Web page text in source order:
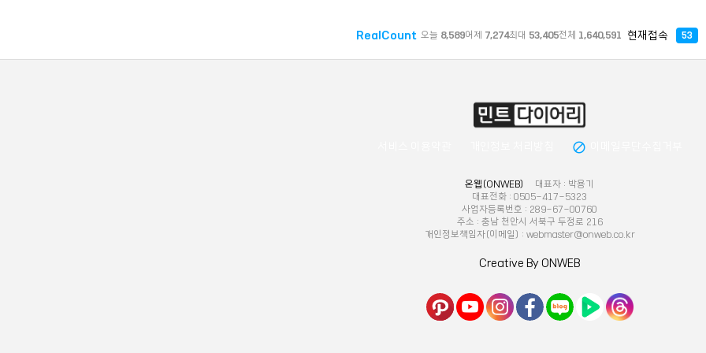
RealCount 오늘 8,589어제 7,274최대 53,405전체 1,640,591 현재접속 53
block
온웹(ONWEB)
대표자 : 박용기
대표전화 : 0505-417-5323
사업자등록번호 : 289-67-00760
주소 : 충남 천안시 서북구 두정로 216
개인정보책임자(이메일) : webmaster@onweb.co.kr
Creative By ONWEB